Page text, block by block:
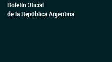
Boletín Oficial
de la República Argentina